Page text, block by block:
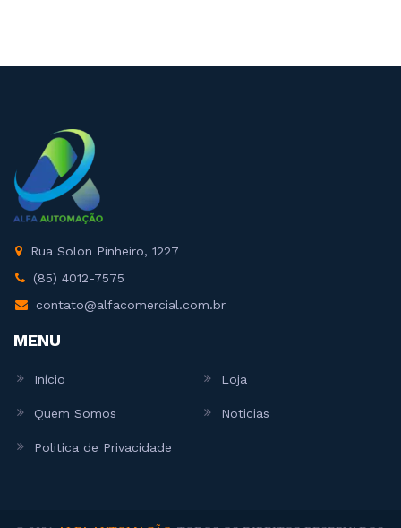
Rua Solon Pinheiro, 1227
(85) 4012-7575
contato@alfacomercial.com.br
MENU
Início Loja
Quem Somos Noticias
Politica de Privacidade